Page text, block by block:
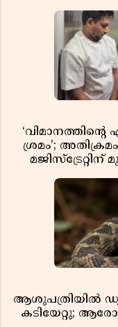
ശ്രമം’;
മജിസ്ട്രേറ്റിന്
ആശുപത്രിയിൽ
കടിയേറ്റു;